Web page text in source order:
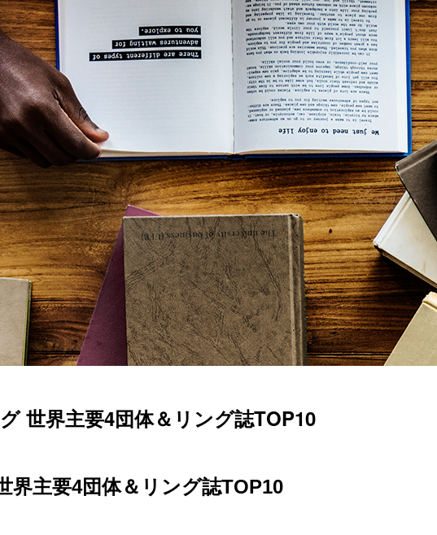
世界主要4団体＆リング誌TOP10
界主要4団体＆リング誌TOP10